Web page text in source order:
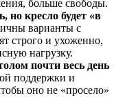
больше свободы.
но кресло будет «в
варианты с
строго и ухоженно,
нагрузку.
почти весь день
поддержки и
оно не «просело»